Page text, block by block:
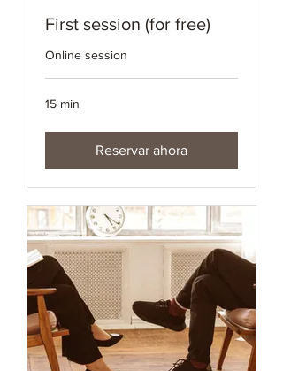
First session (for free)
Online session
15 min
Reservar ahora